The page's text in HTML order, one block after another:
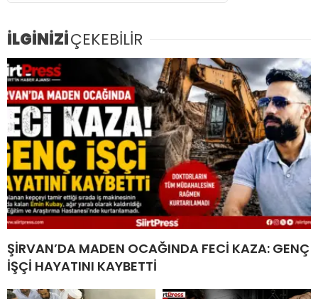
İLGİNİZİÇEKEBİLİR
ŞİRVAN’DA MADEN OCAĞINDA FECİ KAZA: GENÇ
İŞÇİ HAYATINI KAYBETTİ